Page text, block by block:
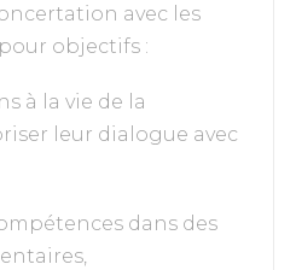
avec les
objectifs :
à la vie de la
leur dialogue avec
dans des